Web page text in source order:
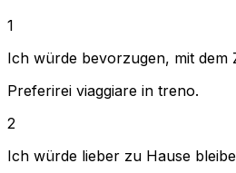
1
Ich würde bevorzugen, mit dem
Preferirei viaggiare in treno.
2
Ich würde lieber zu Hause